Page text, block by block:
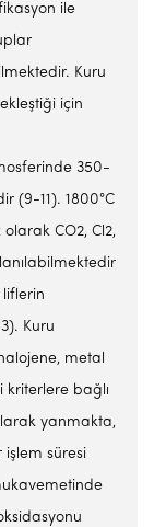
ile
Kuru
için
350-
(9-11). 1800°C
olarak CO2, Cl2,
Kuru
metal
kriterlere bağlı
yanmakta,
süresi